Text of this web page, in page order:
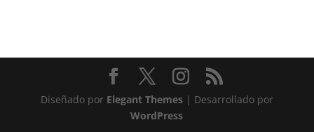
Diseñado por Elegant Themes| Desarrollado por
WordPress